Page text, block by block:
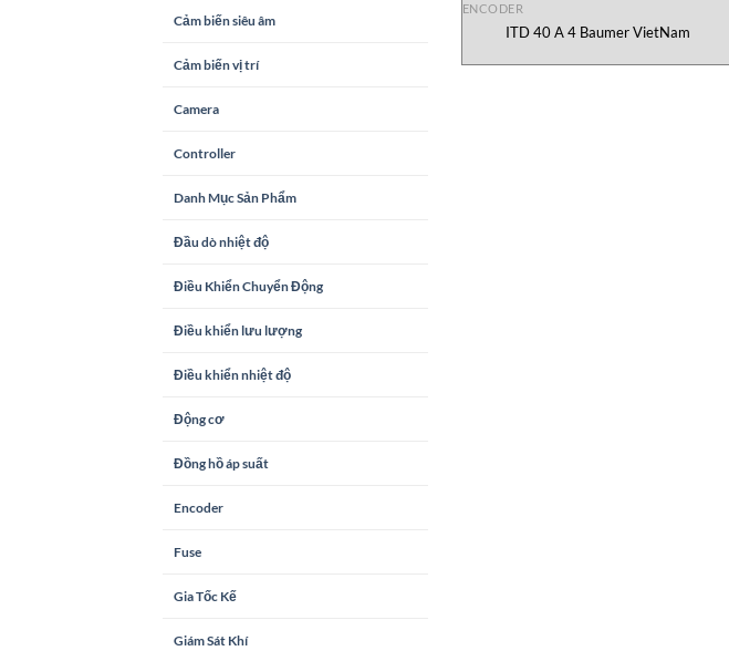
Cảm biến siêu âm
Cảm biến vị trí
Camera
Controller
Danh Mục Sản Phẩm
Đầu dò nhiệt độ
Điều Khiển Chuyển Động
Điều khiển lưu lượng
Điều khiển nhiệt độ
Động cơ
Đồng hồ áp suất
Encoder
Fuse
Gia Tốc Kế
Giám Sát Khí
ENCODER
ITD 40 A 4 Baumer VietNam